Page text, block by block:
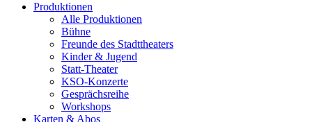
Produktionen
Alle Produktionen
Bühne
Freunde des Stadttheaters
Kinder & Jugend
Statt-Theater
KSO-Konzerte
Gesprächsreihe
Workshops
Karten & Abos